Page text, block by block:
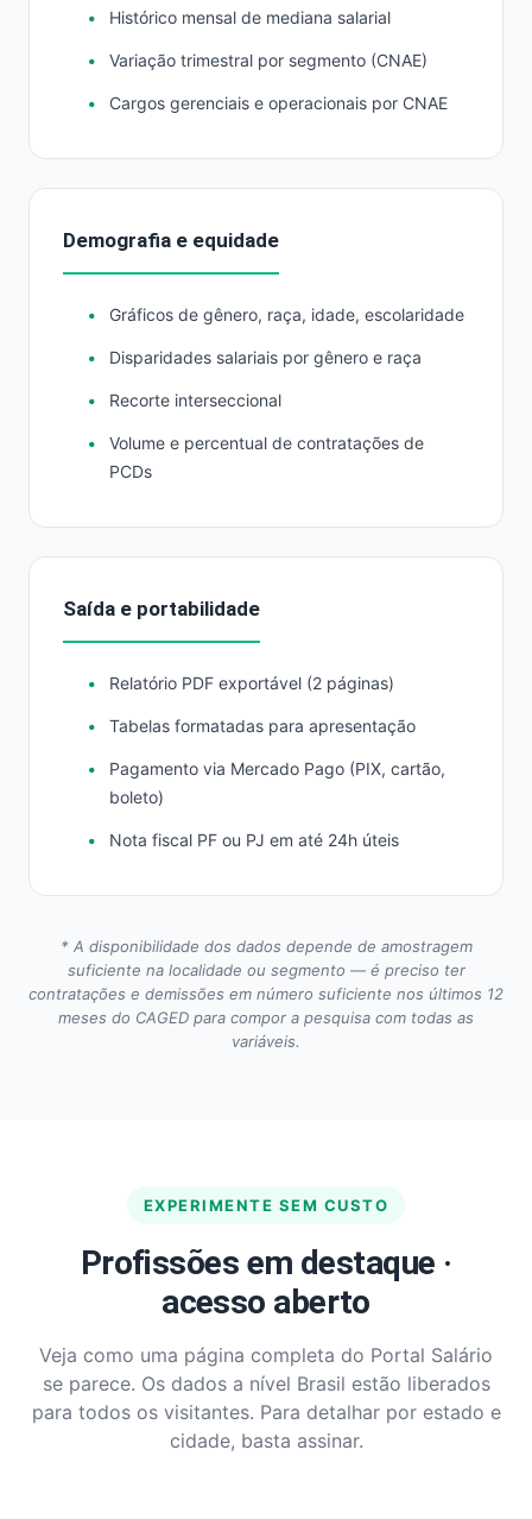
Histórico mensal de mediana salarial
Variação trimestral por segmento (CNAE)
Cargos gerenciais e operacionais por CNAE
Demografia e equidade
Gráficos de gênero, raça, idade, escolaridade
Disparidades salariais por gênero e raça
Recorte interseccional
Volume e percentual de contratações de
PCDs
Saída e portabilidade
Relatório PDF exportável (2 páginas)
Tabelas formatadas para apresentação
Pagamento via Mercado Pago (PIX, cartão,
boleto)
Nota fiscal PF ou PJ em até 24h úteis
* A disponibilidade dos dados depende de amostragem
suficiente na localidade ou segmento — é preciso ter
contratações e demissões em número suficiente nos últimos 12
meses do CAGED para compor a pesquisa com todas as
variáveis.
EXPERIMENTE SEM CUSTO
Profissões em destaque ·
acesso aberto
Veja como uma página completa do Portal Salário
se parece. Os dados a nível Brasil estão liberados
para todos os visitantes. Para detalhar por estado e
cidade, basta assinar.